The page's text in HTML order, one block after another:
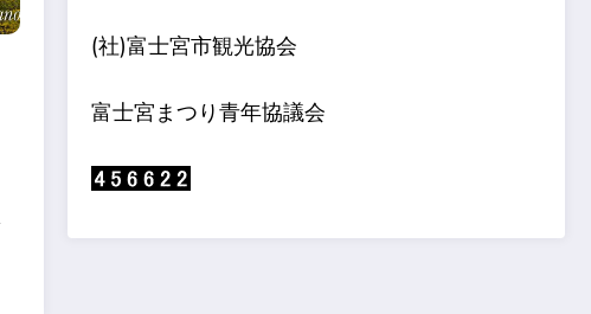
(社)富士宮市観光協会
富士宮まつり青年協議会